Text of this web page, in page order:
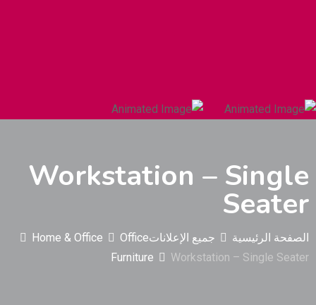
Workstation – Single
Seater
الصفحة الرئيسية جميع الإعلانات Home & Office
Office
Furniture
Workstation – Single Seater